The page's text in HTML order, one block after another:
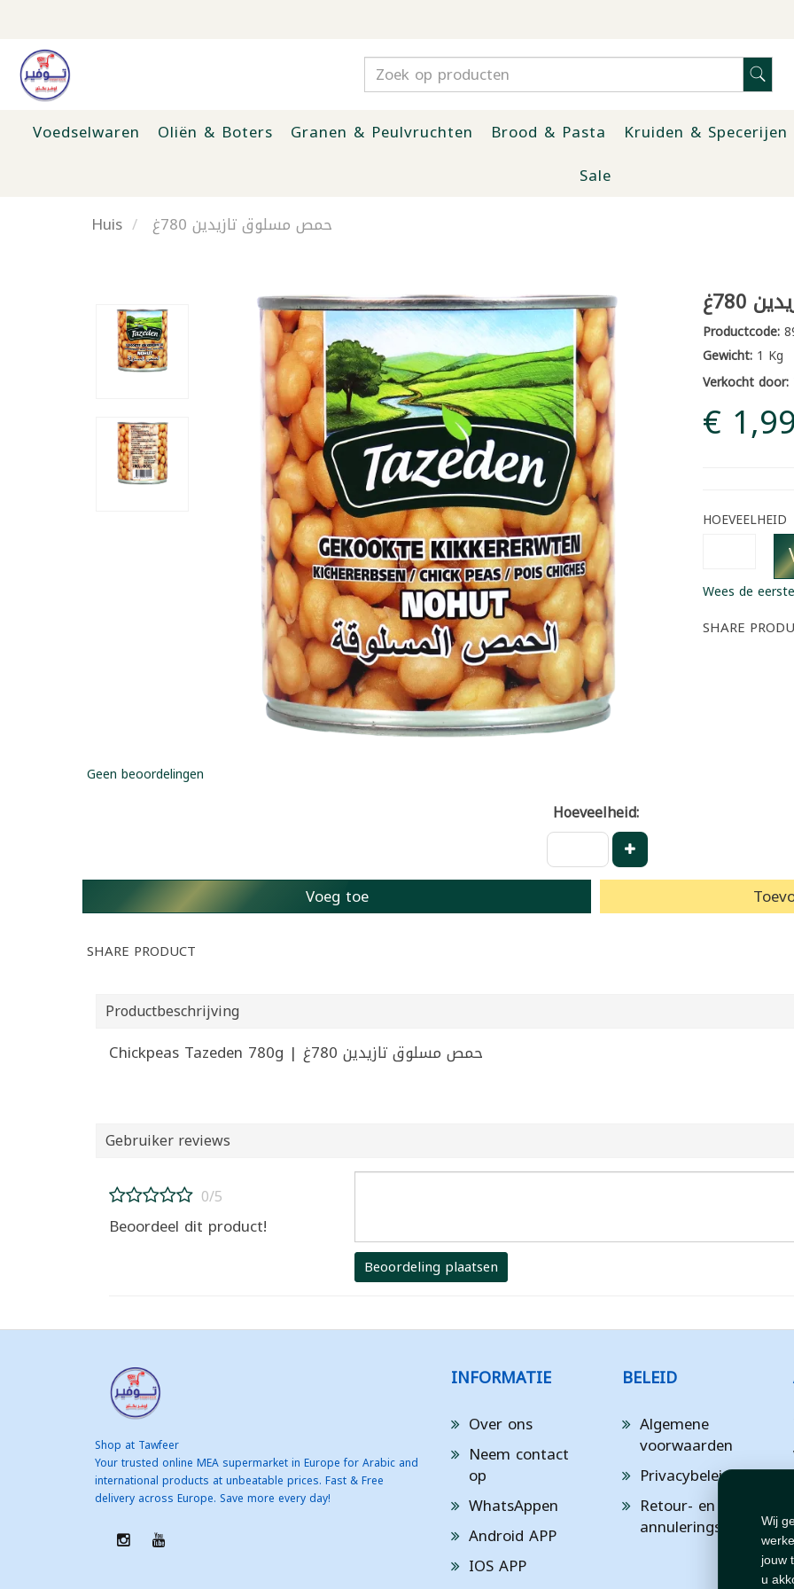
Wij
jouw
u
Voedselwaren Oliën & Boters Granen & Peulvruchten Brood & Pasta Kruiden & Specerijen
Sale
Huis
حمص مسلوق تازيدين 780غ
Productcode:
Gewicht:1 Kg
Verkocht door:
€ 1,99
HOEVEELHEID
Wees de
SHARE
Geen beoordelingen
Hoeveelheid:
Voeg toe
SHARE PRODUCT
Productbeschrijving
Chickpeas Tazeden 780g | حمص مسلوق تازيدين 780غ
Gebruiker reviews
0/5
Beoordeel dit product!
Beoordeling plaatsen
Shop at Tawfeer
Your trusted online MEA supermarket in Europe for Arabic and
international products at unbeatable prices. Fast & Free
delivery across Europe. Save more every day!
INFORMATIE
Over ons
Neem contact
op
WhatsAppen
Android APP
IOS APP
BELEID
Algemene
voorwaarden
Privacybeleid
Retour- en
annuleringsbeleid